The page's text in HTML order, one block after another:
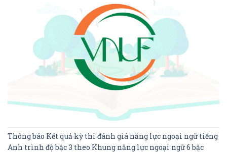
Thông báo Kết quả kỳ thi đánh giá năng lực ngoại ngữ tiếng
Anh trình độ bậc 3 theo Khung năng lực ngoại ngữ 6 bậc